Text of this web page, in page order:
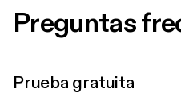
Preguntas
Prueba gratuita